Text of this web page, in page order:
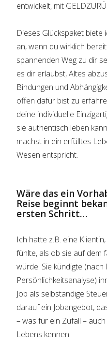
entwickelt, mit
Dieses Glückspaket biete
an, wenn du wirklich
spannenden Weg zu dir
es dir erlaubst, Altes
Bindungen und
offen dafür bist zu
deine individuelle
sie authentisch leben
machst in ein erfülltes
Wesen entspricht.
Wäre das ein
Reise beginnt
ersten Schritt…
Ich hatte z.B. eine
fühlte, als ob sie auf dem
würde. Sie kündigte
Persönlichkeitsanalyse)
Job als selbständige
darauf ein Jobangebot,
– was für ein Zufall –
Lebens kennen.